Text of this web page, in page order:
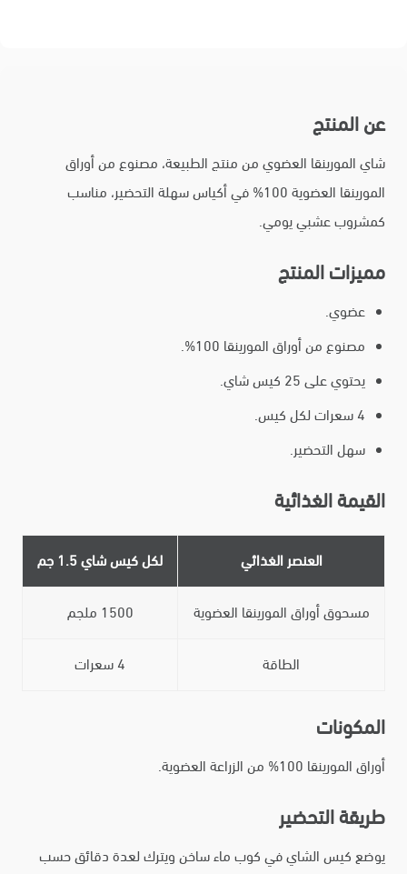
عن المنتج
شاي المورينقا العضوي من منتج الطبيعة، مصنوع من أوراق
المورينقا العضوية 100% في أكياس سهلة التحضير، مناسب
كمشروب عشبي يومي.
مميزات المنتج
عضوي.
مصنوع من أوراق المورينقا 100%.
يحتوي على 25 كيس شاي.
4 سعرات لكل كيس.
سهل التحضير.
القيمة الغذائية
العنصر الغذائي لكل كيس شاي 1.5 جم
مسحوق أوراق المورينقا العضوية 1500 ملجم
الطاقة 4 سعرات
المكونات
أوراق المورينقا 100% من الزراعة العضوية.
طريقة التحضير
يوضع كيس الشاي في كوب ماء ساخن ويترك لعدة دقائق حسب